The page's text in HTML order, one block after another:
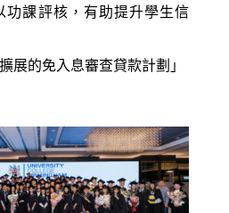
功課評核，有助提升學生信
展的免入息審查貸款計劃」